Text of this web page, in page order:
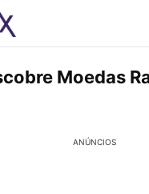
Moedas
ANÚNCIOS